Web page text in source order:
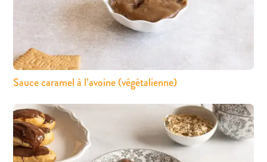
Sauce caramel à l’avoine (végétalienne)